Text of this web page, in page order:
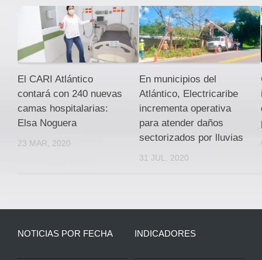
El CARI Atlántico
contará con 240 nuevas
camas hospitalarias:
Elsa Noguera
23 MAR, 2020
En municipios del
Atlántico, Electricaribe
incrementa operativa
para atender daños
sectorizados por lluvias
31 JUL, 2020
NOTICIAS POR FECHA INDICADORES